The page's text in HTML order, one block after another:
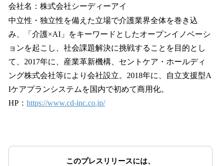
会社名：株式会社シーディーアイ
中立性・独立性を備えた立場で介護業界全体を巻き込
み、「介護×AI」をキーワードとしたオープンイノベーシ
ョンを起こし、社会課題解決に挑戦することを目的とし
て、2017年に、産業革新機構、セントケア・ホールディ
ング株式会社等により会社設立。2018年に、自立支援型A
Iケアプランシステムを国内で初めて商用化。
HP： https://www.cd-inc.co.jp/
このプレスリリースには、